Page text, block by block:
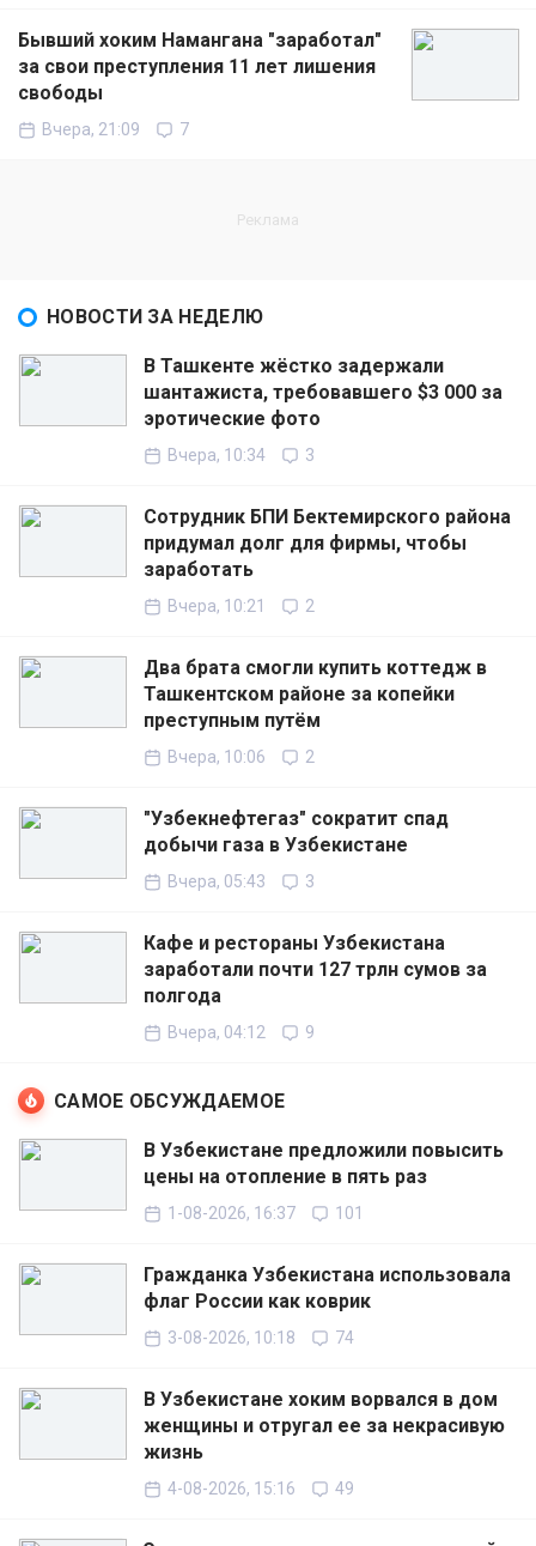
Бывший хоким Намангана "заработал"
за свои преступления 11 лет лишения
свободы
Вчера, 21:09 7
НОВОСТИ ЗА НЕДЕЛЮ
В Ташкенте жёстко задержали
шантажиста, требовавшего $3 000 за
эротические фото
Вчера, 10:34 3
Сотрудник БПИ Бектемирского района
придумал долг для фирмы, чтобы
заработать
Вчера, 10:21 2
Два брата смогли купить коттедж в
Ташкентском районе за копейки
преступным путём
Вчера, 10:06 2
"Узбекнефтегаз" сократит спад
добычи газа в Узбекистане
Вчера, 05:43 3
Кафе и рестораны Узбекистана
заработали почти 127 трлн сумов за
полгода
Вчера, 04:12 9
САМОЕ ОБСУЖДАЕМОЕ
В Узбекистане предложили повысить
цены на отопление в пять раз
1-08-2026, 16:37 101
Гражданка Узбекистана использовала
флаг России как коврик
3-08-2026, 10:18 74
В Узбекистане хоким ворвался в дом
женщины и отругал ее за некрасивую
жизнь
4-08-2026, 15:16 49